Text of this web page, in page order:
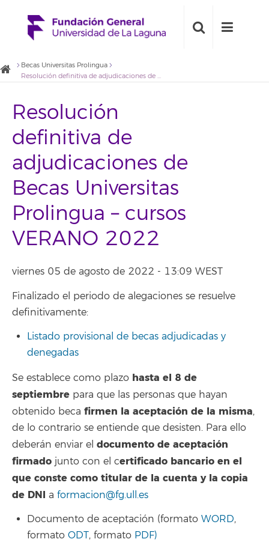
Becas Universitas Prolingua
Resolución definitiva de adjudicaciones de Becas Universitas Prolingua – cursos VERANO 2022
Resolución
definitiva de
adjudicaciones de
Becas Universitas
Prolingua – cursos
VERANO 2022
viernes 05 de agosto de 2022 - 13:09 WEST
Finalizado el periodo de alegaciones se resuelve
definitivamente:
Listado provisional de becas adjudicadas y
denegadas
Se establece como plazo hasta el 8 de
septiembre para que las personas que hayan
obtenido beca firmen la aceptación de la misma,
de lo contrario se entiende que desisten. Para ello
deberán enviar el documento de aceptación
firmado junto con el certificado bancario en el
que conste como titular de la cuenta y la copia
de DNI a formacion@fg.ull.es
Documento de aceptación (formato WORD,
formato ODT, formato PDF)